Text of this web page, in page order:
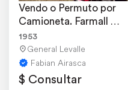
Vendo o Permuto por
Camioneta. Farmall
Super MD Único
1953
General Levalle
Fabian Airasca
$ Consultar